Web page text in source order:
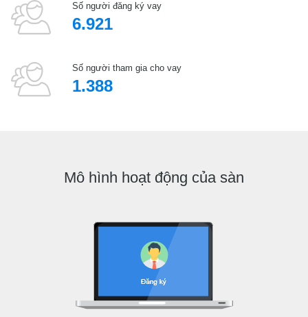
Số người đăng ký vay
6.921
Số người tham gia cho vay
1.388
Mô hình hoạt động của sàn